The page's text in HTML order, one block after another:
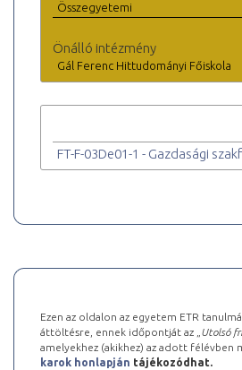
Összegyetemi
Önálló intézmény
Gál Ferenc Hittudományi Főiskola
FT-F-03De01-1 - Gazdasági
Ezen az oldalon az egyetem ETR
áttöltésre, ennek időpontját az „ Utolsó
amelyekhez (akikhez) az adott
karok honlapján tájékozódhat.